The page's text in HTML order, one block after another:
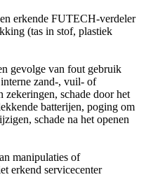
erkende FUTECH-verdeler
(tas in stof, plastiek
gevolge van fout gebruik
zand-, vuil- of
zekeringen, schade door het
batterijen, poging om
schade na het openen
manipulaties of
erkend servicecenter